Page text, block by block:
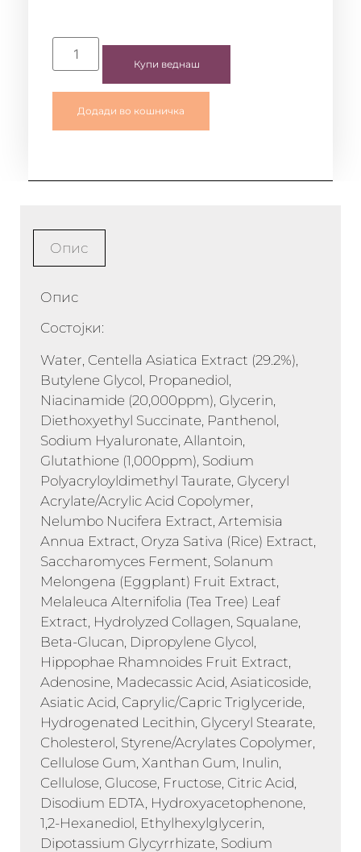
Купи веднаш
Додади во кошничка
Опис
Опис
Состојки:
Water, Centella Asiatica Extract (29.2%),
Butylene Glycol, Propanediol,
Niacinamide (20,000ppm), Glycerin,
Diethoxyethyl Succinate, Panthenol,
Sodium Hyaluronate, Allantoin,
Glutathione (1,000ppm), Sodium
Polyacryloyldimethyl Taurate, Glyceryl
Acrylate/Acrylic Acid Copolymer,
Nelumbo Nucifera Extract, Artemisia
Annua Extract, Oryza Sativa (Rice) Extract,
Saccharomyces Ferment, Solanum
Melongena (Eggplant) Fruit Extract,
Melaleuca Alternifolia (Tea Tree) Leaf
Extract, Hydrolyzed Collagen, Squalane,
Beta-Glucan, Dipropylene Glycol,
Hippophae Rhamnoides Fruit Extract,
Adenosine, Madecassic Acid, Asiaticoside,
Asiatic Acid, Caprylic/Capric Triglyceride,
Hydrogenated Lecithin, Glyceryl Stearate,
Cholesterol, Styrene/Acrylates Copolymer,
Cellulose Gum, Xanthan Gum, Inulin,
Cellulose, Glucose, Fructose, Citric Acid,
Disodium EDTA, Hydroxyacetophenone,
1,2-Hexanediol, Ethylhexylglycerin,
Dipotassium Glycyrrhizate, Sodium